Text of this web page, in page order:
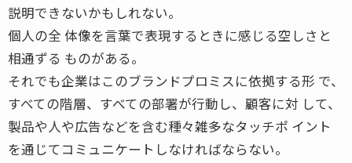
説明できないかもしれない。
個人の全 体像を言葉で表現するときに感じる空しさと
相通ずる ものがある。
それでも企業はこのブランドプロミスに依拠する形 で、
すべての階層、すべての部署が行動し、顧客に対 して、
製品や人や広告などを含む種々雑多なタッチポ イント
を通じてコミュニケートしなければならない。